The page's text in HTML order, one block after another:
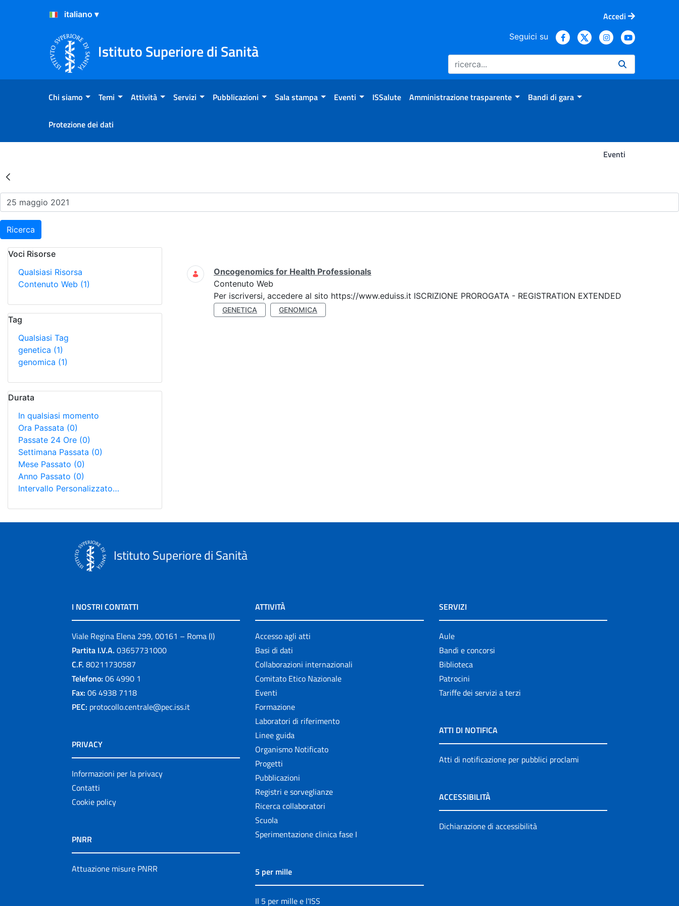
Salta al Contenuto
Salta al Footer
Accedi
Istituto Superiore di Sanità
Seguici su
Chi siamo Temi Attività Servizi Pubblicazioni Sala stampa Eventi ISSalute Amministrazione trasparente Bandi di gara
Protezione dei dati
Eventi
Risultati della Ricerca - Eventi
Ricerca
Voci Risorse
Qualsiasi Risorsa
Contenuto Web (1)
Tag
Qualsiasi Tag
genetica (1)
genomica (1)
Durata
In qualsiasi momento
Ora Passata (0)
Passate 24 Ore (0)
Settimana Passata (0)
Mese Passato (0)
Anno Passato (0)
Intervallo Personalizzato…
Ricerca
Oncogenomics for Health Professionals
Contenuto Web
Per iscriversi, accedere al sito https://www.eduiss.it ISCRIZIONE PROROGATA - REGISTRATION EXTENDED
GENETICA GENOMICA
Istituto Superiore di Sanità
I NOSTRI CONTATTI
Viale Regina Elena 299, 00161 – Roma (I)
Partita I.V.A. 03657731000
C.F. 80211730587
Telefono: 06 4990 1
Fax: 06 4938 7118
PEC: protocollo.centrale@pec.iss.it
PRIVACY
Informazioni per la privacy
Contatti
Cookie policy
PNRR
Attuazione misure PNRR
ATTIVITÀ
Accesso agli atti
Basi di dati
Collaborazioni internazionali
Comitato Etico Nazionale
Eventi
Formazione
Laboratori di riferimento
Linee guida
Organismo Notificato
Progetti
Pubblicazioni
Registri e sorveglianze
Ricerca collaboratori
Scuola
Sperimentazione clinica fase I
5 per mille
Il 5 per mille e l'ISS
SERVIZI
Aule
Bandi e concorsi
Biblioteca
Patrocini
Tariffe dei servizi a terzi
ATTI DI NOTIFICA
Atti di notificazione per pubblici proclami
ACCESSIBILITÀ
Dichiarazione di accessibilità